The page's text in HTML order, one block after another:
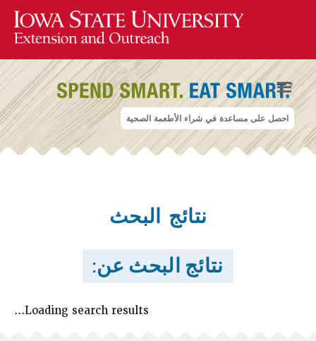
احصل على مساعدة في شراء الأطعمة الصحية
نتائج البحث
نتائج البحث عن:
Loading search results...